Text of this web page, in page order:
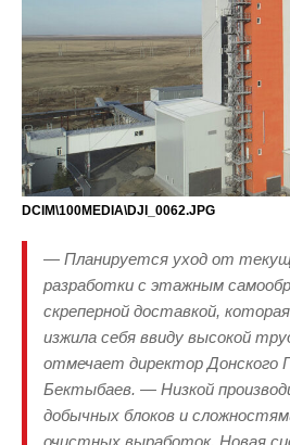
DCIM\100MEDIA\DJI_0062.JPG
— Планируется уход от
разработки с этажным
скреперной доставкой,
изжила себя ввиду высокой
отмечает директор Донского
Бектыбаев. — Низкой
добычных блоков и
очистных выработок. Новая